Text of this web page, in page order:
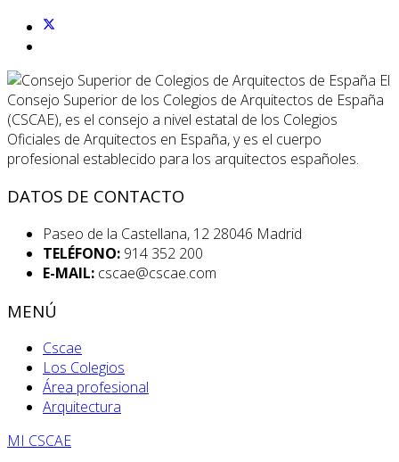
El
Consejo Superior de los Colegios de Arquitectos de España
(CSCAE), es el consejo a nivel estatal de los Colegios
Oficiales de Arquitectos en España, y es el cuerpo
profesional establecido para los arquitectos españoles.
DATOS DE CONTACTO
Paseo de la Castellana, 12 28046 Madrid
TELÉFONO: 914 352 200
E-MAIL: cscae@cscae.com
MENÚ
Cscae
Los Colegios
Área profesional
Arquitectura
MI CSCAE